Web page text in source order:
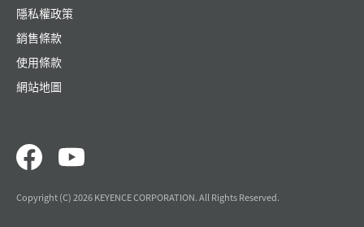
隱私權政策
銷售條款
使用條款
網站地圖
Copyright (C) 2026 KEYENCE CORPORATION. All Rights Reserved.